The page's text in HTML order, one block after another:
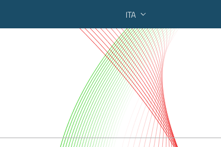
ITA
regionale